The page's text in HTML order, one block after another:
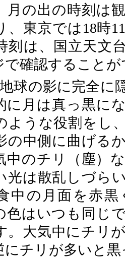
月の出の時刻は
、東京では18時
刻は、国立天文
で確認すること
球の影に完全に
に月は真っ黒に
ような役割をし
の中側に曲げる
中のチリ（塵）
光は散乱しづら
中の月面を赤
色はいつも同じ
。大気中にチリ
にチリが多いと